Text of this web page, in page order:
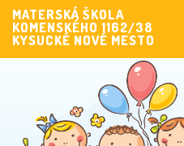
MATERSKÁ ŠKOLA
KOMENSKÉHO 1162/38
KYSUCKÉ NOVÉ MESTO